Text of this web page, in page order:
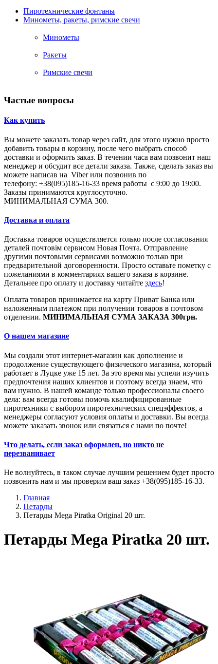
Пиротехнические фонтаны
Минометы, ракеты, римские свечи
Минометы
Ракеты
Римские свечи
Частые вопросы
Как купить
Вы можете заказать товар через сайт, для этого нужно просто
добавить товары в корзину, после чего выбрать способ
доставки и оформить заказ. В течении часа вам позвонит наш
менеджер и обсудит все детали заказа. Также, сделать заказ вы
можете написав на Viber или позвонив по
телефону: +38(095)185-16-33 время работы с 9:00 до 19:00.
Заказы принимаются круглосуточно.
МИНИМАЛЬНАЯ СУМА 300.
Доставка и оплата
Доставка товаров осуществляется только после согласования
деталей почтовім сервисом Новая Почта. Отправление
другими почтовыми сервисами возможно только при
предварительной договоренности. Просто оставьте пометку с
пожеланиями в комментариях вашего заказа в корзине.
Детальнее про оплату и доставку читайте здесь!
Оплата товаров принимается на карту Приват Банка или
наложенным платежом при получении товаров в почтовом
отделении. МИНИМАЛЬНАЯ СУМА ЗАКАЗА 300грн.
О нашем магазине
Мы создали этот интернет-магазин как дополнение и
продолжение существующего физического магазина, который
работает в Луцке уже 15 лет. За это время мы успели изучить
предпочтения наших клиентов и поэтому всегда знаем, что
вам нужно. В нашей команде только профессионалы своего
дела: вам всегда готовы помочь квалифицированные
пиротехники с выбором пиротехнических спецэффектов, а
менеджеры согласуют условия оплаты и доставки. Вы всегда
можете заказать звонок или связаться с нами по почте!
Что делать, если заказ оформлен, но никто не
перезванивает
Не волнуйтесь, в таком случае лучшим решением будет просто
позвонить нам и мы проверим ваш заказ +38(095)185-16-33.
Главная
Петарды
Петарды Mega Piratka Original 20 шт.
Петарды Mega Piratka 20 шт.